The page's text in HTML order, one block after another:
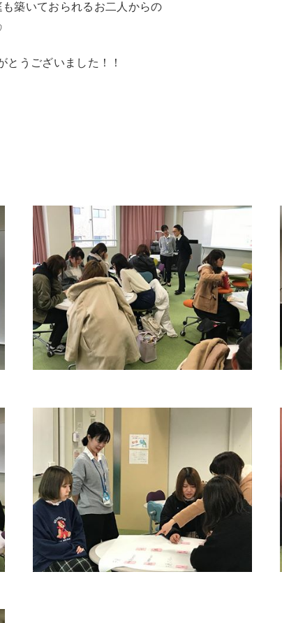
築いておられるお二人からの
うございました！！